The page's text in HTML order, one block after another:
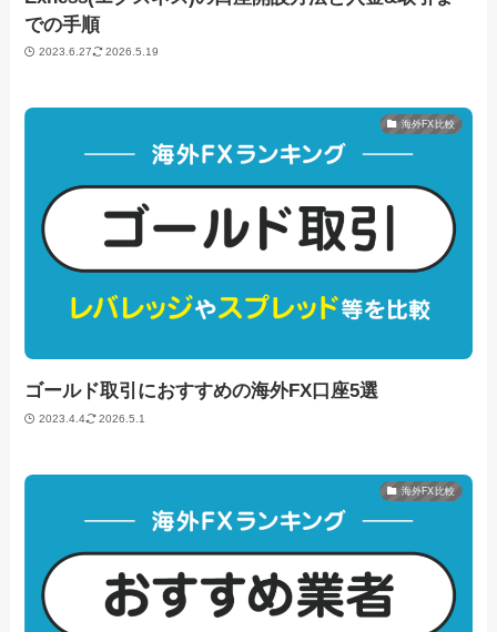
での手順
2023.6.27 2026.5.19
海外FX比較
ゴールド取引におすすめの海外FX口座5選
2023.4.4 2026.5.1
海外FX比較